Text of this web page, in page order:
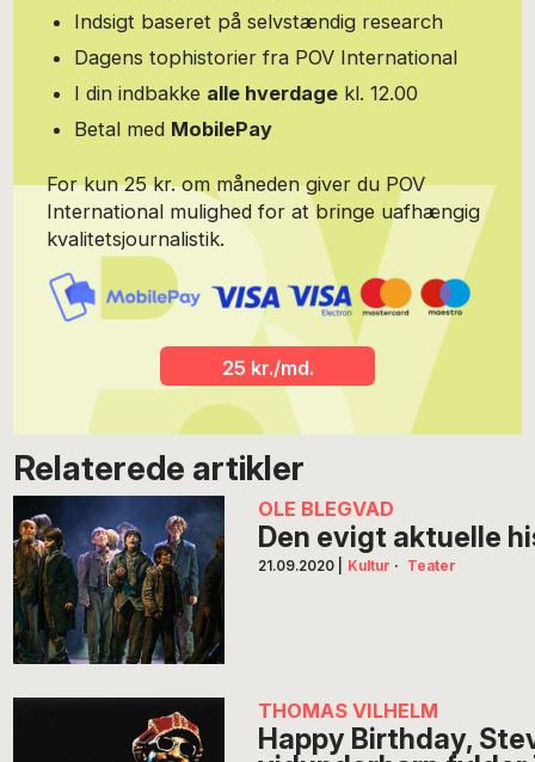
Indsigt baseret på selvstændig research
Dagens tophistorier fra POV International
I din indbakke alle hverdage kl. 12.00
Betal med MobilePay
For kun 25 kr. om måneden giver du POV
International mulighed for at bringe uafhængig
kvalitetsjournalistik.
25 kr./md.
Relaterede artikler
OLE BLEGVAD
Den evigt aktuelle
21.09.2020 Kultur · Teater
THOMAS VILHELM
Happy Birthday,